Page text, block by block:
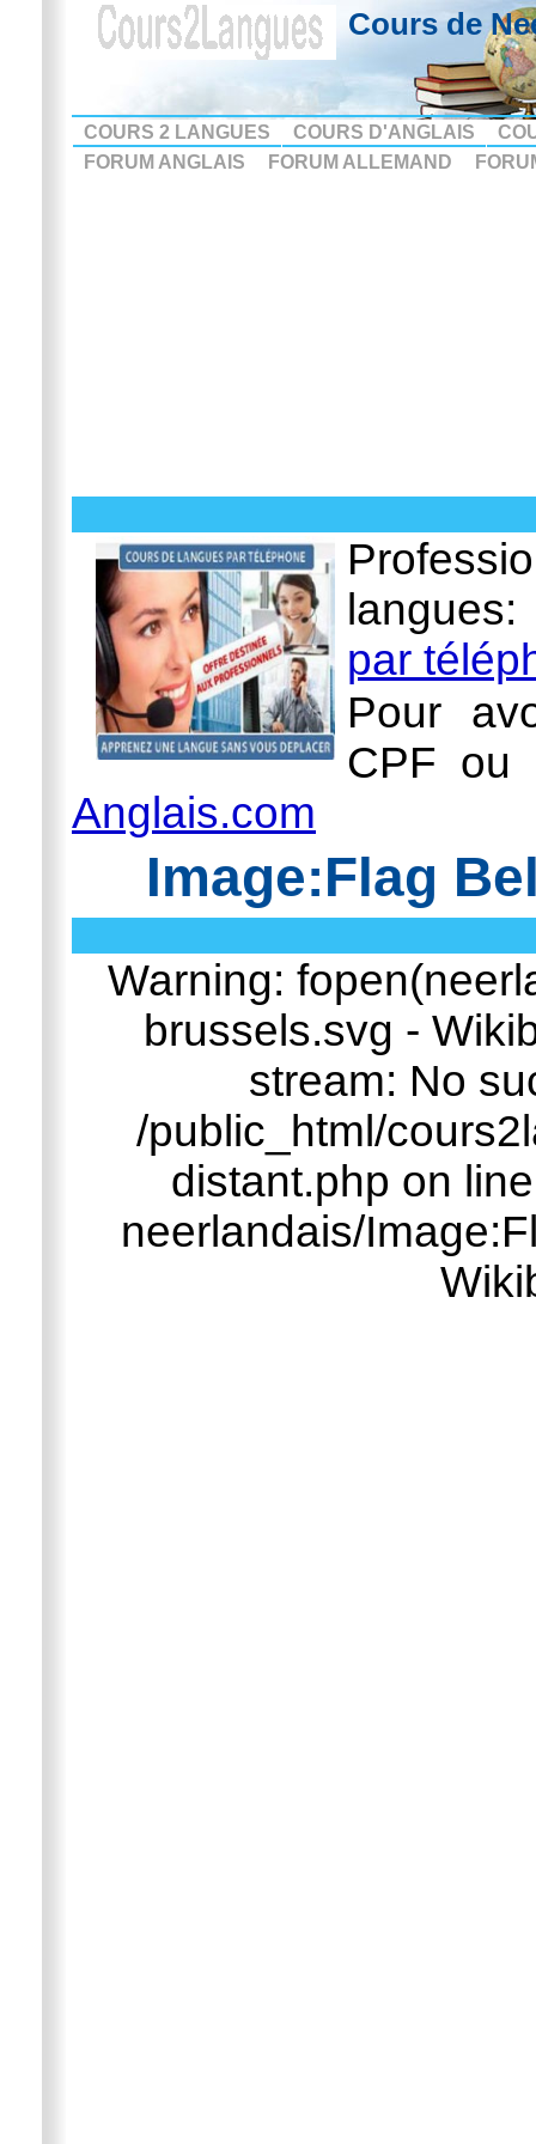
Cours de
COURS 2 LANGUES COURS D'ANGLAIS
FORUM ANGLAIS
FORUM ALLEMAND
par
Pour
CPF ou
Anglais.com
Image:Flag
Warning:
brussels.svg -
stream: No
/public_html/
distant.php on
neerlandais/